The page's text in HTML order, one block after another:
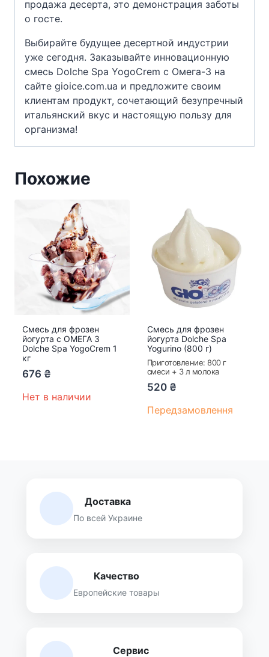
продажа десерта, это демонстрация заботы
о госте.
Выбирайте будущее десертной индустрии
уже сегодня. Заказывайте инновационную
смесь Dolche Spa YogoCrem с Омега-3 на
сайте gioice.com.ua и предложите своим
клиентам продукт, сочетающий безупречный
итальянский вкус и настоящую пользу для
организма!
Похожие
Смесь для фрозен
йогурта с ОМЕГА 3
Dolche Spa YogoCrem 1
кг
676 ₴
Нет в наличии
Смесь для фрозен
йогурта Dolche Spa
Yogurino (800 г)
Приготовление: 800 г
смеси + 3 л молока
520 ₴
Передзамовлення
Доставка
По всей Украине
Качество
Европейские товары
Сервис